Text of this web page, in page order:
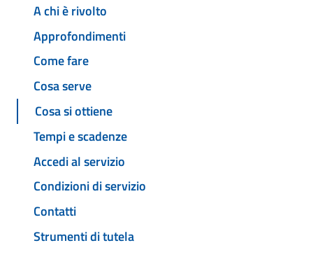
A chi è rivolto
Approfondimenti
Come fare
Cosa serve
Cosa si ottiene
Tempi e scadenze
Accedi al servizio
Condizioni di servizio
Contatti
Strumenti di tutela